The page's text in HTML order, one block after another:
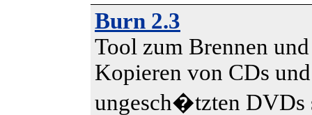
Burn 2.3
Tool zum Brennen und
Kopieren von CDs und
ungesch�tzten DVDs